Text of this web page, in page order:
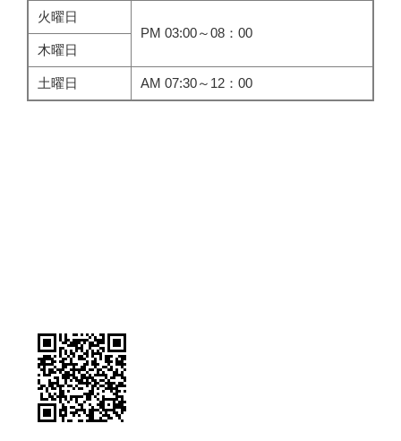
火曜日
PM 03:00～08：00
木曜日
土曜日 AM 07:30～12：00